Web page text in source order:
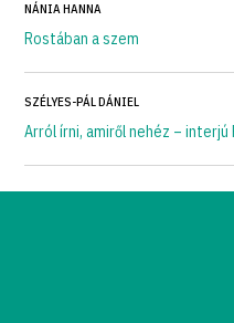
NÁNIA HANNA
Rostában a szem
SZÉLYES-PÁL DÁNIEL
Arról írni, amiről nehéz – interjú